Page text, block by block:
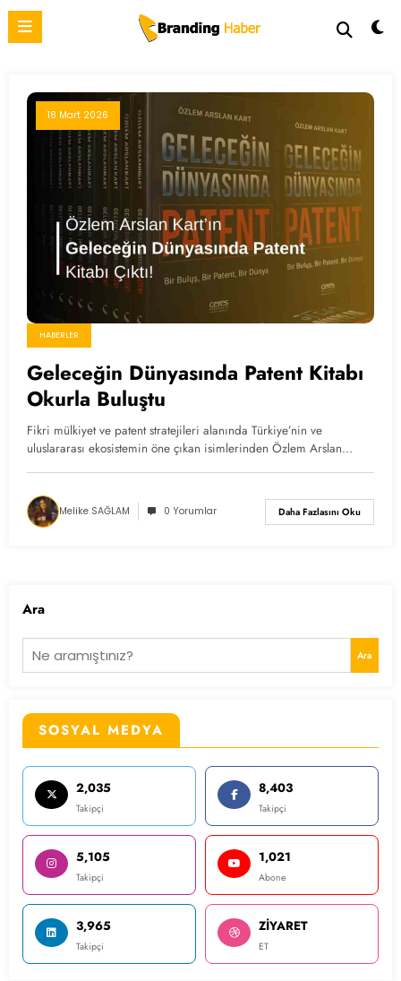
İçeriğe
18 Mart 2026
HABERLER
Geleceğin Dünyasında Patent Kitabı
Okurla Buluştu
Fikri mülkiyet ve patent stratejileri alanında Türkiye’nin ve
uluslararası ekosistemin öne çıkan isimlerinden Özlem Arslan…
Melike SAĞLAM 0 Yorumlar Daha Fazlasını Oku
Ara
Ara
SOSYAL MEDYA
2,035
Takipçi
8,403
Takipçi
5,105
Takipçi
1,021
Abone
3,965
Takipçi
ZİYARET
ET